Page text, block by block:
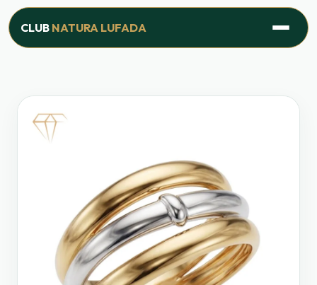
CLUB NATURA LUFADA